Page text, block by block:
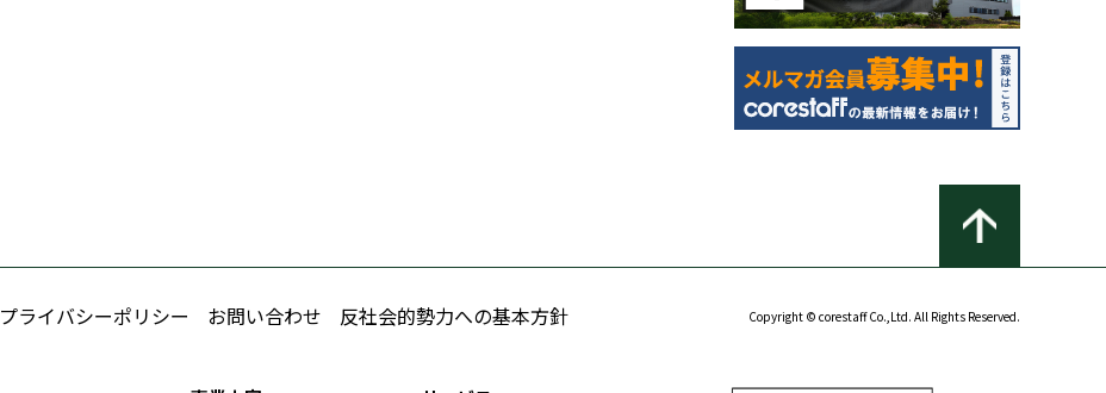
プライバシーポリシー お問い合わせ 反社会的勢力への基本方針 Copyright © corestaff Co.,Ltd. All Rights Reserved.